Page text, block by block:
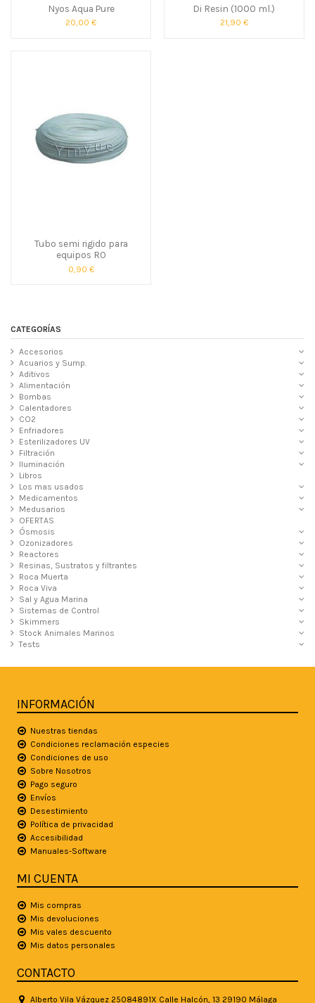
Nyos Aqua Pure
20,00 €
Di Resin (1000 ml.)
21,90 €
Tubo semi rigido para
equipos RO
0,90 €
CATEGORÍAS
Accesorios
Acuarios y Sump.
Aditivos
Alimentación
Bombas
Calentadores
CO2
Enfriadores
Esterilizadores UV
Filtración
Iluminación
Libros
Los mas usados
Medicamentos
Medusarios
OFERTAS
Ósmosis
Ozonizadores
Reactores
Resinas, Sustratos y filtrantes
Roca Muerta
Roca Viva
Sal y Agua Marina
Sistemas de Control
Skimmers
Stock Animales Marinos
Tests
INFORMACIÓN
Nuestras tiendas
Condiciones reclamación especies
Condiciones de uso
Sobre Nosotros
Pago seguro
Envíos
Desestimiento
Política de privacidad
Accesibilidad
Manuales-Software
MI CUENTA
Mis compras
Mis devoluciones
Mis vales descuento
Mis datos personales
CONTACTO
Alberto Vila Vázquez 25084891X Calle Halcón, 13 29190 Málaga